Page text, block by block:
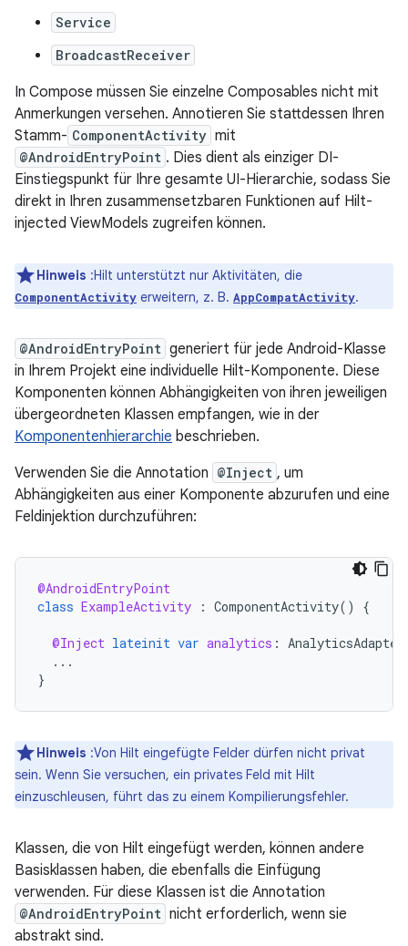
Service
BroadcastReceiver
In Compose müssen Sie einzelne Composables nicht mit
Anmerkungen versehen. Annotieren Sie stattdessen Ihren
Stamm- ComponentActivity mit
@AndroidEntryPoint . Dies dient als einziger DI-
Einstiegspunkt für Ihre gesamte UI-Hierarchie, sodass Sie
direkt in Ihren zusammensetzbaren Funktionen auf Hilt-
injected ViewModels zugreifen können.
Hinweis :Hilt unterstützt nur Aktivitäten, die
ComponentActivity erweitern, z. B. AppCompatActivity.
@AndroidEntryPoint generiert für jede Android-Klasse
in Ihrem Projekt eine individuelle Hilt-Komponente. Diese
Komponenten können Abhängigkeiten von ihren jeweiligen
übergeordneten Klassen empfangen, wie in der
Komponentenhierarchie beschrieben.
Verwenden Sie die Annotation @Inject , um
Abhängigkeiten aus einer Komponente abzurufen und eine
Feldinjektion durchzuführen:
@AndroidEntryPoint
class ExampleActivity : ComponentActivity() {
@Inject lateinit var analytics : AnalyticsAdapter
...
}
Hinweis :Von Hilt eingefügte Felder dürfen nicht privat
sein. Wenn Sie versuchen, ein privates Feld mit Hilt
einzuschleusen, führt das zu einem Kompilierungsfehler.
Klassen, die von Hilt eingefügt werden, können andere
Basisklassen haben, die ebenfalls die Einfügung
verwenden. Für diese Klassen ist die Annotation
@AndroidEntryPoint nicht erforderlich, wenn sie
abstrakt sind.